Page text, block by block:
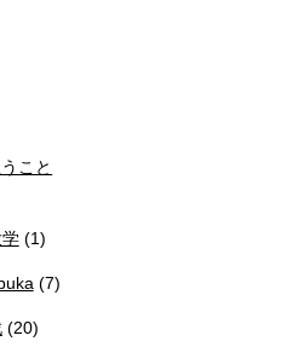
こと
(1)
(7)
(20)